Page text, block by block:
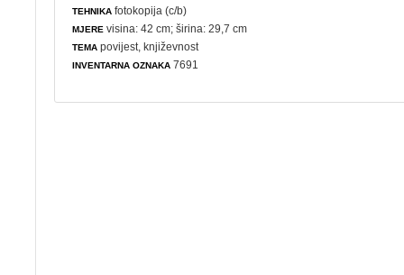
TEHNIKA fotokopija (c/b)
MJERE visina: 42 cm; širina: 29,7 cm
TEMA povijest ,književnost
INVENTARNA OZNAKA 7691